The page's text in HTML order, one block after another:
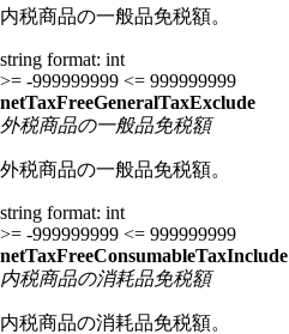
内税商品の一般品免税額。
string format: int
>= -999999999 <= 999999999
netTaxFreeGeneralTaxExclude
外税商品の一般品免税額
外税商品の一般品免税額。
string format: int
>= -999999999 <= 999999999
netTaxFreeConsumableTaxInclude
内税商品の消耗品免税額
内税商品の消耗品免税額。